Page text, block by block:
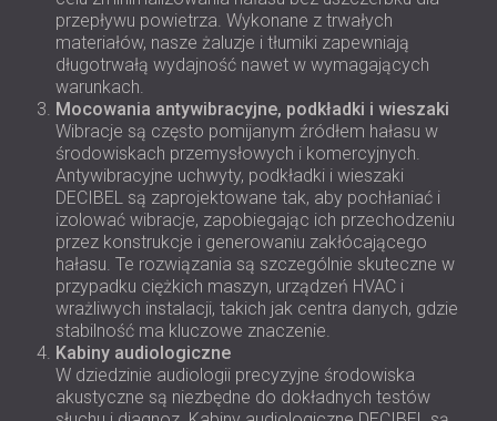
przepływu powietrza. Wykonane z trwałych
materiałów, nasze żaluzje i tłumiki zapewniają
długotrwałą wydajność nawet w wymagających
warunkach.
Mocowania antywibracyjne, podkładki i wieszaki
Wibracje są często pomijanym źródłem hałasu w
środowiskach przemysłowych i komercyjnych.
Antywibracyjne uchwyty, podkładki i wieszaki
DECIBEL są zaprojektowane tak, aby pochłaniać i
izolować wibracje, zapobiegając ich przechodzeniu
przez konstrukcje i generowaniu zakłócającego
hałasu. Te rozwiązania są szczególnie skuteczne w
przypadku ciężkich maszyn, urządzeń HVAC i
wrażliwych instalacji, takich jak centra danych, gdzie
stabilność ma kluczowe znaczenie.
Kabiny audiologiczne
W dziedzinie audiologii precyzyjne środowiska
akustyczne są niezbędne do dokładnych testów